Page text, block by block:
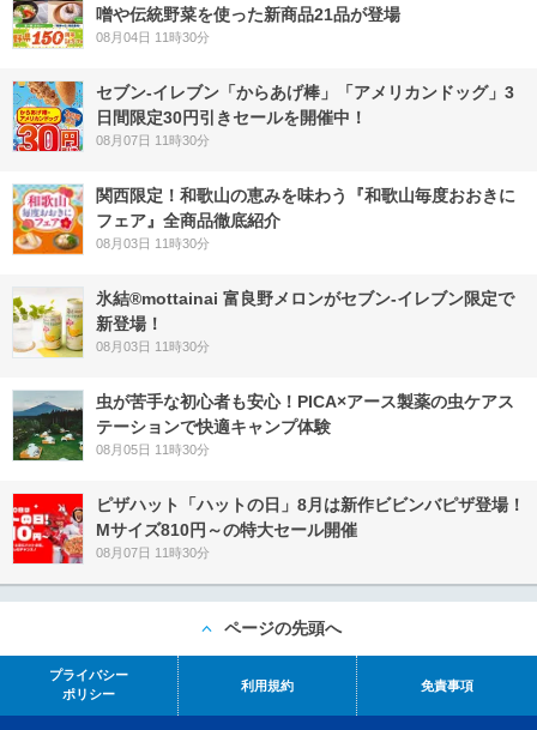
噌や伝統野菜を使った新商品21品が登場
08月04日 11時30分
セブン‐イレブン「からあげ棒」「アメリカンドッグ」3
日間限定30円引きセールを開催中！
08月07日 11時30分
関西限定！和歌山の恵みを味わう『和歌山毎度おおきに
フェア』全商品徹底紹介
08月03日 11時30分
氷結®mottainai 富良野メロンがセブン‐イレブン限定で
新登場！
08月03日 11時30分
虫が苦手な初心者も安心！PICA×アース製薬の虫ケアス
テーションで快適キャンプ体験
08月05日 11時30分
ピザハット「ハットの日」8月は新作ビビンバピザ登場！
Mサイズ810円～の特大セール開催
08月07日 11時30分
ページの先頭へ
プライバシー
ポリシー
利用規約 免責事項